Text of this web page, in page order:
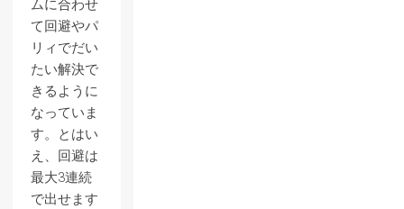
ムに合わせ
て回避やパ
リィでだい
たい解決で
きるように
なっていま
す。とはい
え、回避は
最大3連続
で出せます